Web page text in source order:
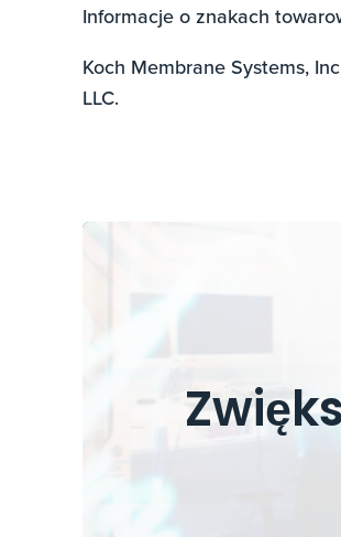
Informacje o znakach
Koch Membrane Systems,
LLC.